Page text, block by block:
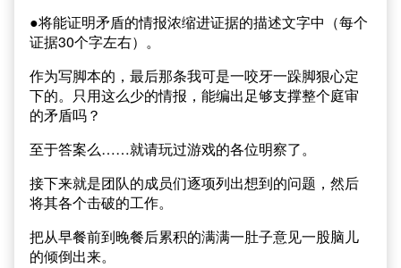
●将能证明矛盾的情报浓缩进证据的描述文字中（每个
证据30个字左右）。
作为写脚本的，最后那条我可是一咬牙一跺脚狠心定
下的。只用这么少的情报，能编出足够支撑整个庭审
的矛盾吗？
至于答案么……就请玩过游戏的各位明察了。
接下来就是团队的成员们逐项列出想到的问题，然后
将其各个击破的工作。
把从早餐前到晚餐后累积的满满一肚子意见一股脑儿
的倾倒出来。